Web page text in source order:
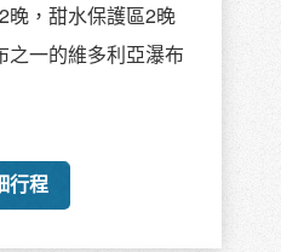
晚，甜水保護區2晚
之一的維多利亞瀑布
行程